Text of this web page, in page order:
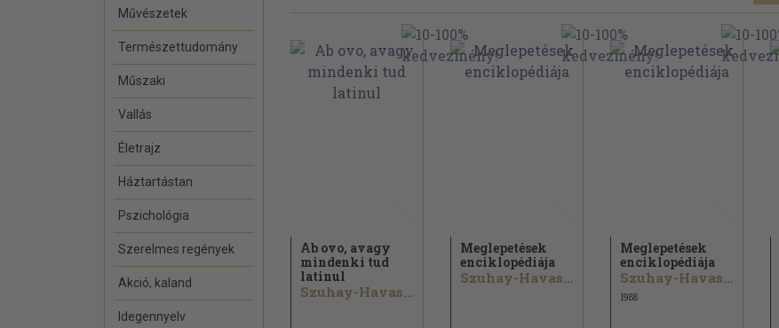
Művészetek
Természettudomány
Műszaki
Vallás
Életrajz
Háztartástan
Pszichológia
Szerelmes regények
Akció, kaland
Idegennyelv
Ab ovo, avagy
mindenki tud
latinul
Szuhay-Havas Ervin
Meglepetések
enciklopédiája
Szuhay-Havas Ervin
Meglepetések
enciklopédiája
Szuhay-Havas Ervin
1988